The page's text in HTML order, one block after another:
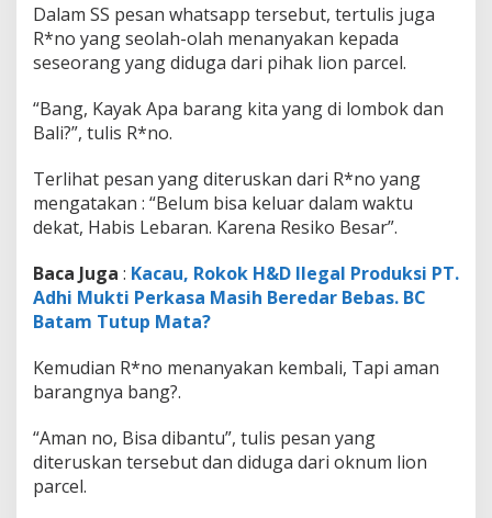
Dalam SS pesan whatsapp tersebut, tertulis juga
R*no yang seolah-olah menanyakan kepada
seseorang yang diduga dari pihak lion parcel.
“Bang, Kayak Apa barang kita yang di lombok dan
Bali?”, tulis R*no.
Terlihat pesan yang diteruskan dari R*no yang
mengatakan : “Belum bisa keluar dalam waktu
dekat, Habis Lebaran. Karena Resiko Besar”.
Baca Juga : Kacau, Rokok H&D Ilegal Produksi PT.
Adhi Mukti Perkasa Masih Beredar Bebas. BC
Batam Tutup Mata?
Kemudian R*no menanyakan kembali, Tapi aman
barangnya bang?.
“Aman no, Bisa dibantu”, tulis pesan yang
diteruskan tersebut dan diduga dari oknum lion
parcel.